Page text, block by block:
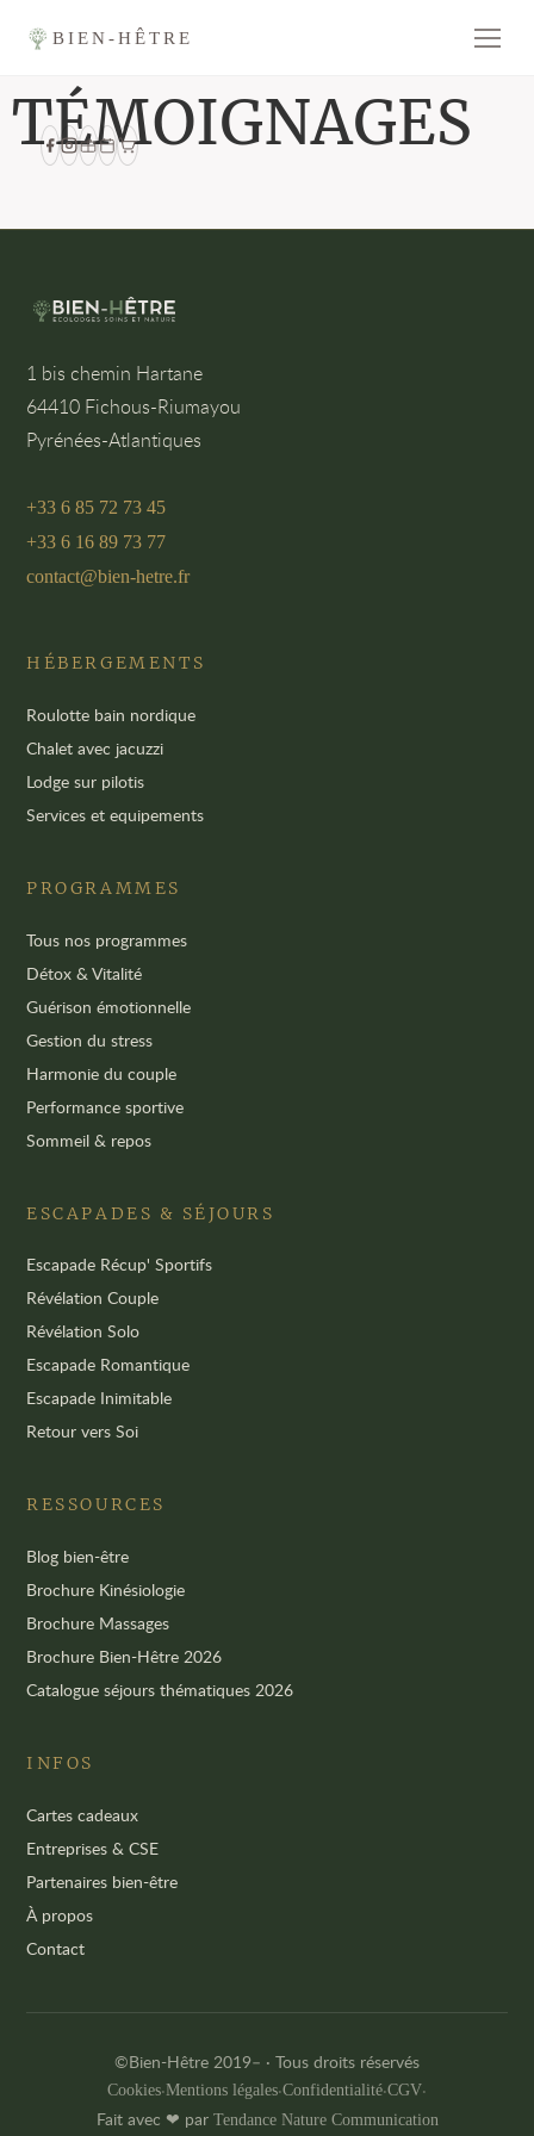
BIEN-HÊTRE
TÉMOIGNAGES
1 bis chemin Hartane
64410 Fichous-Riumayou
Pyrénées-Atlantiques
+33 6 85 72 73 45
+33 6 16 89 73 77
contact@bien-hetre.fr
HÉBERGEMENTS
Roulotte bain nordique
Chalet avec jacuzzi
Lodge sur pilotis
Services et equipements
PROGRAMMES
Tous nos programmes
Détox & Vitalité
Guérison émotionnelle
Gestion du stress
Harmonie du couple
Performance sportive
Sommeil & repos
ESCAPADES & SÉJOURS
Escapade Récup' Sportifs
Révélation Couple
Révélation Solo
Escapade Romantique
Escapade Inimitable
Retour vers Soi
RESSOURCES
Blog bien-être
Brochure Kinésiologie
Brochure Massages
Brochure Bien-Hêtre 2026
Catalogue séjours thématiques 2026
INFOS
Cartes cadeaux
Entreprises & CSE
Partenaires bien-être
À propos
Contact
©Bien-Hêtre 2019– · Tous droits réservés
Cookies·Mentions légales·Confidentialité·CGV·
Fait avec ❤ par Tendance Nature Communication